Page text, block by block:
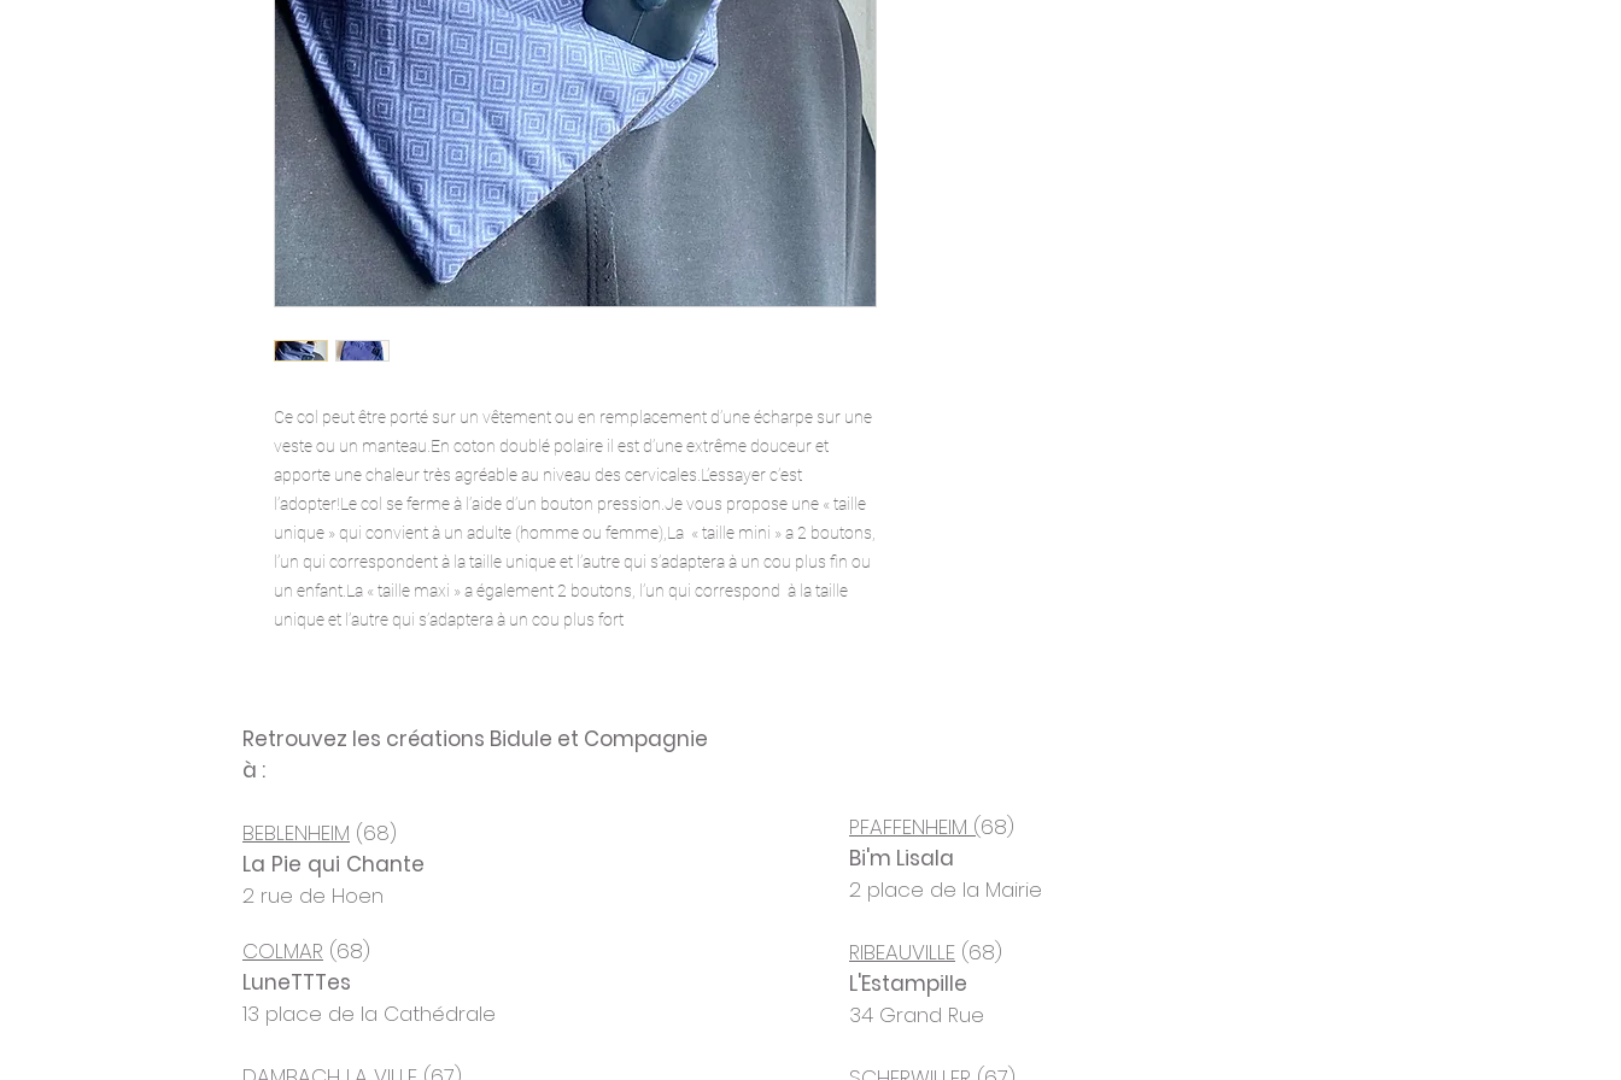
Ce col peut être porté sur un vêtement ou en remplacement d’une écharpe sur une
veste ou un manteau.En coton doublé polaire il est d’une extrême douceur et
apporte une chaleur très agréable au niveau des cervicales.L’essayer c’est
l’adopter!Le col se ferme à l’aide d’un bouton pression.Je vous propose une « taille
unique » qui convient à un adulte (homme ou femme),La  « taille mini » a 2 boutons,
l’un qui correspondent à la taille unique et l’autre qui s’adaptera à un cou plus fin ou
un enfant.La « taille maxi » a également 2 boutons, l’un qui correspond  à la taille
unique et l’autre qui s’adaptera à un cou plus fort
Retrouvez les créations Bidule et Compagnie
à :
BEBLENHEIM (68)
La Pie qui Chante
2 rue de Hoen
COLMAR (68)
LuneTTTes
13 place de la Cathédrale
PFAFFENHEIM (68)
Bi'm Lisala
2 place de la Mairie
RIBEAUVILLE (68)
L'Estampille
34 Grand Rue